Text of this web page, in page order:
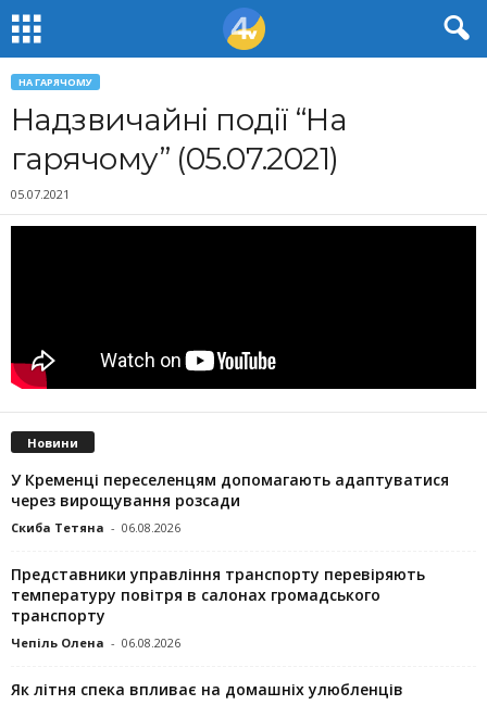
НА ГАРЯЧОМУ
Надзвичайні події “На
гарячому” (05.07.2021)
05.07.2021
Новини
У Кременці переселенцям допомагають адаптуватися
через вирощування розсади
Скиба Тетяна - 06.08.2026
Представники управління транспорту перевіряють
температуру повітря в салонах громадського
транспорту
Чепіль Олена - 06.08.2026
Як літня спека впливає на домашніх улюбленців